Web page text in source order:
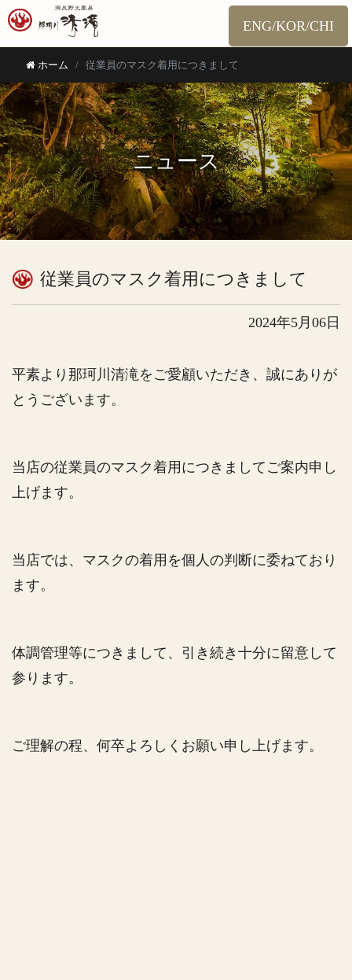
ENG/KOR/CHI
ホーム 従業員のマスク着用につきまして
ニュース
従業員のマスク着用につきまして
2024年5月06日
平素より那珂川清滝をご愛顧いただき、誠にありが
とうございます。
当店の従業員のマスク着用につきましてご案内申し
上げます。
当店では、マスクの着用を個人の判断に委ねており
ます。
体調管理等につきまして、引き続き十分に留意して
参ります。
ご理解の程、何卒よろしくお願い申し上げます。